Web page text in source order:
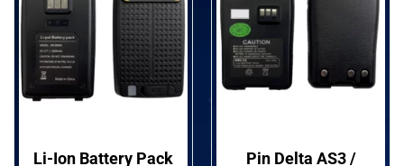
Li-Ion Battery Pack
Pin Delta AS3 /